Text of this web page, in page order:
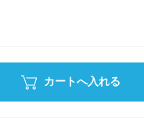
カートへ入れる